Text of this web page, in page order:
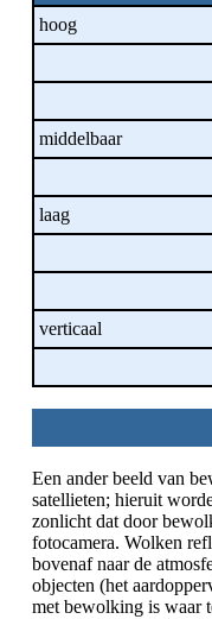
hoog
middelbaar
laag
verticaal
Een ander beeld van
satellieten; hieruit
zonlicht dat door
fotocamera. Wolken
bovenaf naar de
objecten (het
met bewolking is waar